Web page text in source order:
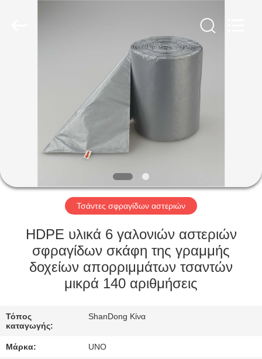
ΠΡΟΪΌΝΤΑ
ΠΕΡΊΠΟΥ
ΕΜΕΊΣ
ΓΎΡΟΣ
ΕΡΓΟΣΤΑΣΊΩΝ
ΠΟΙΟΤΙΚΌΣ
ΈΛΕΓΧΟΣ
ΕΛΆΤΕ
ΣΕ
Τσάντες σφραγίδων αστεριών
HDPE υλικά 6 γαλονιών αστεριών
σφραγίδων σκάφη της γραμμής
δοχείων απορριμμάτων τσαντών
μικρά 140 αριθμήσεις
Τόπος
καταγωγής:
ShanDong Κίνα
Μάρκα: UNO